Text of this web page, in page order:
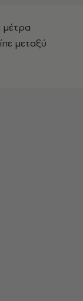
μέτρα
μεταξύ